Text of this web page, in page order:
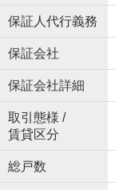
保証人代行義務
保証会社
保証会社詳細
取引態様 /
賃貸区分
総戸数